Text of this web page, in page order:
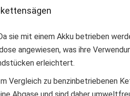
sie mit einem Akku betrieben
angewiesen, was ihre
erleichtert.
Vergleich zu benzinbetriebenen